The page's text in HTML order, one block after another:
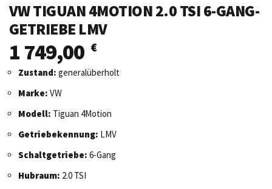
VW TIGUAN 4MOTION 2.0 TSI 6-GANG-
GETRIEBE LMV
1 749,00 €
Zustand: generalüberholt
Marke: VW
Modell: Tiguan 4Motion
Getriebekennung: LMV
Schaltgetriebe: 6-Gang
Hubraum: 2.0 TSI